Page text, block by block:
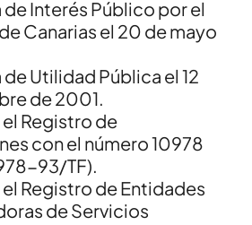
Interés Público por el
Canarias el 20 de mayo
Utilidad Pública el 12
de 2001.
Registro de
con el número 10978
93/TF).
Registro de Entidades
de Servicios